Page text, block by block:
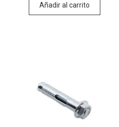
Añadir al carrito